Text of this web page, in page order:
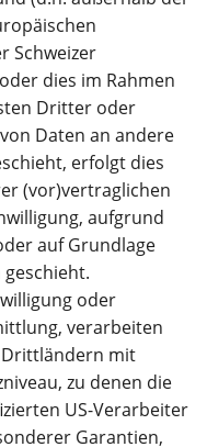
Schweizer
dies im Rahmen
Dritter oder
Daten an andere
erfolgt dies
(vor)vertraglichen
aufgrund
auf Grundlage
oder
verarbeiten
mit
zu denen die
US-Verarbeiter
Garantien,